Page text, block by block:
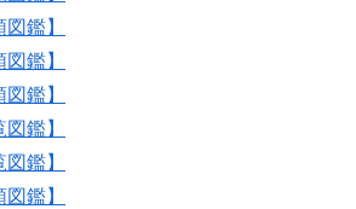
鑑】
鑑】
鑑】
鑑】
鑑】
鑑】